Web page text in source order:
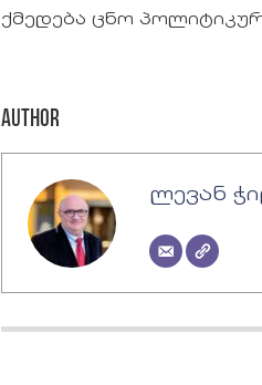
ქმედება ცნო
Author
ლევან